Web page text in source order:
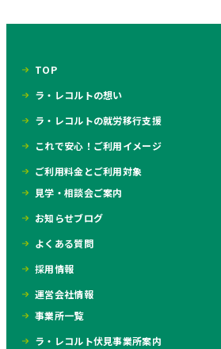
TOP
ラ・レコルトの想い
ラ・レコルトの就労移行支援
これで安心！ご利用イメージ
ご利用料金とご利用対象
見学・相談会ご案内
お知らせブログ
よくある質問
採用情報
運営会社情報
事業所一覧
ラ・レコルト伏見事業所案内